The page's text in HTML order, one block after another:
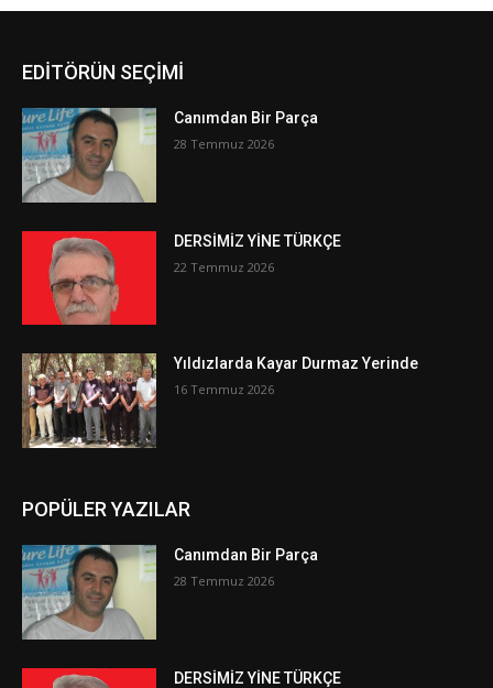
EDİTÖRÜN SEÇİMİ
Canımdan Bir Parça
28 Temmuz 2026
DERSİMİZ YİNE TÜRKÇE
22 Temmuz 2026
Yıldızlarda Kayar Durmaz Yerinde
16 Temmuz 2026
POPÜLER YAZILAR
Canımdan Bir Parça
28 Temmuz 2026
DERSİMİZ YİNE TÜRKÇE